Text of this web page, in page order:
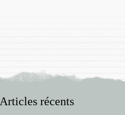
Articles récents